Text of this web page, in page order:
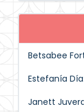
Betsabee
Estefanía
Janett